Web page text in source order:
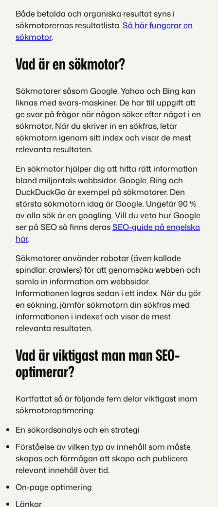
Både betalda och organiska resultat syns i
sökmotorernas resultatlista.Så här fungerar en
sökmotor.
Vad är en sökmotor?
Sökmotorer såsom Google, Yahoo och Bing kan
liknas med svars-maskiner. De har till uppgift att
ge svar på frågor när någon söker efter något i en
sökmotor. När du skriver in en sökfras, letar
sökmotorn igenom sitt index och visar de mest
relevanta resultaten.
En sökmotor hjälper dig att hitta rätt information
bland miljontals webbsidor. Google, Bing och
DuckDuckGo är exempel på sökmotorer. Den
största sökmotorn idag är Google. Ungefär 90 %
av alla sök är en googling. Vill du veta hur Google
ser på SEO så finns derasSEO-guide på engelska
här.
Sökmotorer använder robotar (även kallade
spindlar, crawlers) för att genomsöka webben och
samla in information om webbsidor.
Informationen lagras sedan i ett index. När du gör
en sökning, jämför sökmotorn din sökfras med
informationen i indexet och visar de mest
relevanta resultaten.
Vad är viktigast man man SEO-
optimerar?
Kortfattat så är följande fem delar viktigast inom
sökmotoroptimering:
En sökordsanalys och en strategi
Förståelse av vilken typ av innehåll som måste
skapas och förmågan att skapa och publicera
relevant innehåll över tid.
On-page optimering
Länkar